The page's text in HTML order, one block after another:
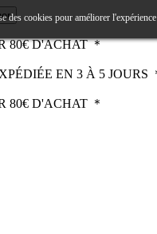
80€ D'ACHAT ＊
EN 3 À 5 JOURS
80€ D'ACHAT ＊
des cookies pour améliorer